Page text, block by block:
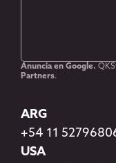
Anuncia en Google.
Partners.
ARG
+54 11
USA